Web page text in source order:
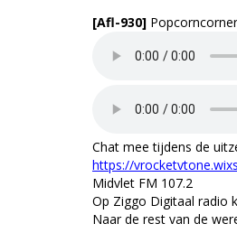
[Afl-930]
Chat mee tijdens de
https://
Midvlet FM 107.2
Op Ziggo Digitaal radio
Naar de rest van de